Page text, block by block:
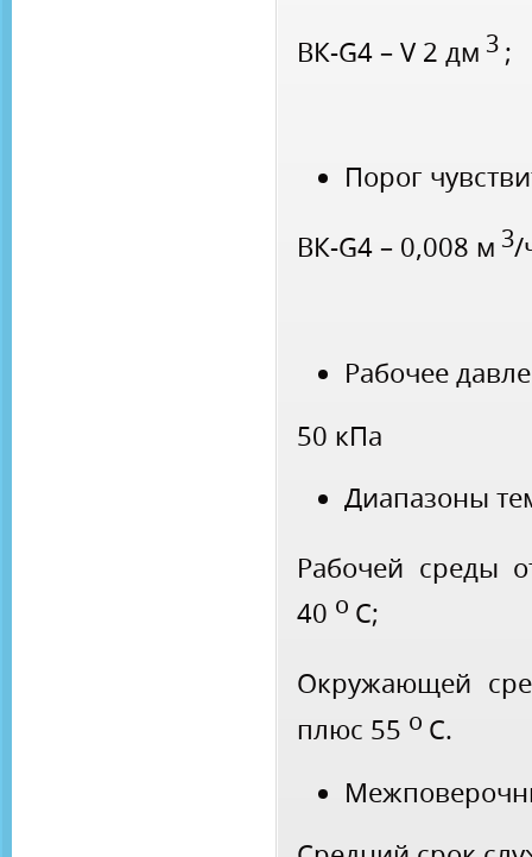
ВК-G4 – V 2 дм 3 ;
Порог
ВК-G4 – 0,008 м 3/
Рабочее
50 кПа
Диапазоны
Рабочей среды
40 о С;
Окружающей
плюс 55 о С.